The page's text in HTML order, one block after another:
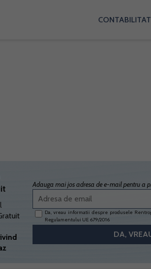
Adauga mai jos adresa de e-mail pentru a
Da, vreau informatii despre produsele
Regulamentului UE 679/2016